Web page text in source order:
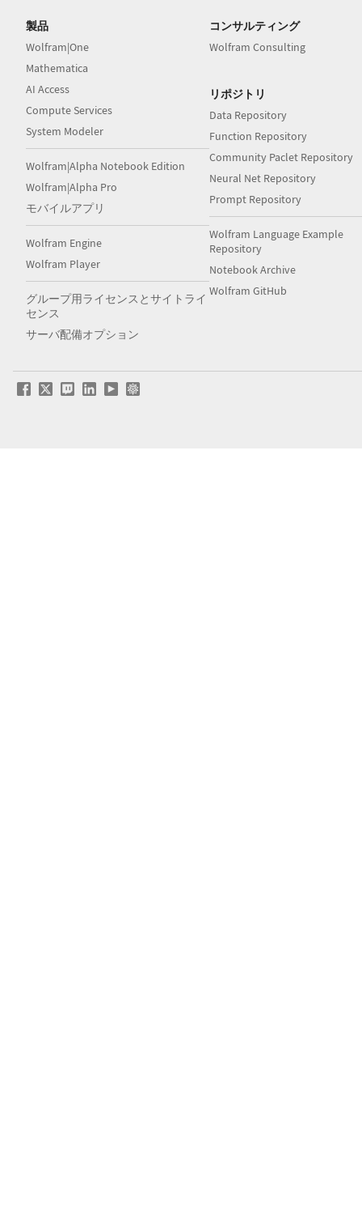
製品
Wolfram|One
Mathematica
AI Access
Compute Services
System Modeler
Wolfram|Alpha Notebook Edition
Wolfram|Alpha Pro
モバイルアプリ
Wolfram Engine
Wolfram Player
グループ用ライセンスとサイトライ
センス
サーバ配備オプション
コンサルティング
Wolfram Consulting
リポジトリ
Data Repository
Function Repository
Community Paclet Repository
Neural Net Repository
Prompt Repository
Wolfram Language Example
Repository
Notebook Archive
Wolfram GitHub